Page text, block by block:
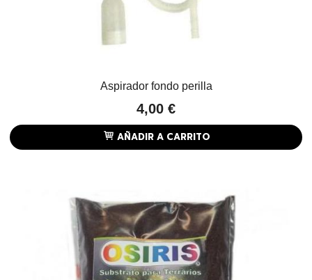
Aspirador fondo perilla
4,00 €
AÑADIR A CARRITO